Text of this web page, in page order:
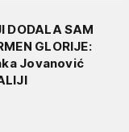
DODALA SAM
GLORIJE:
Jovanović